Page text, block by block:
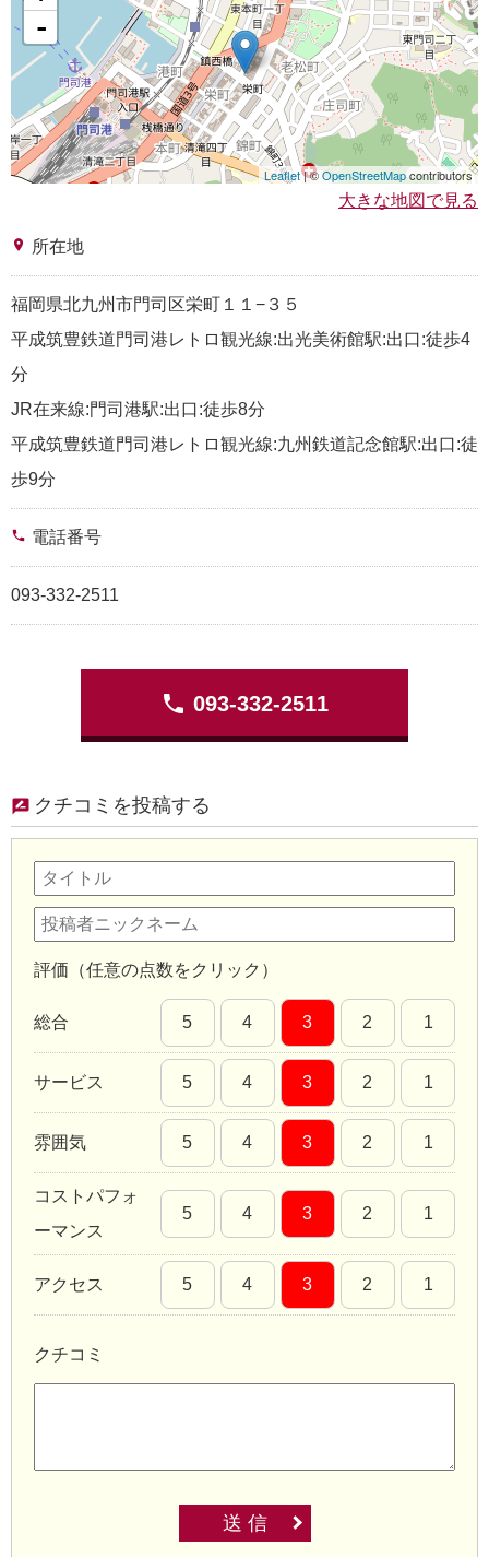
-
Leaflet| ©OpenStreetMapcontributors
大きな地図で見る
place 所在地
福岡県北九州市門司区栄町１１−３５
平成筑豊鉄道門司港レトロ観光線:出光美術館駅:出口:徒歩4
分
JR在来線:門司港駅:出口:徒歩8分
平成筑豊鉄道門司港レトロ観光線:九州鉄道記念館駅:出口:徒
歩9分
phone 電話番号
093-332-2511
phone 093-332-2511
クチコミを投稿する
評価（任意の点数をクリック）
総合 5 4 3 2 1
サービス 5 4 3 2 1
雰囲気 5 4 3 2 1
コストパフォ
ーマンス
5 4 3 2 1
アクセス 5 4 3 2 1
クチコミ
送 信